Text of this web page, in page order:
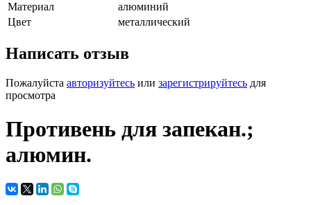
Материал
алюминий
Цвет
металлический
Написать отзыв
Пожалуйста авторизуйтесь или зарегистрируйтесь для
просмотра
Противень для запекан.;
алюмин.